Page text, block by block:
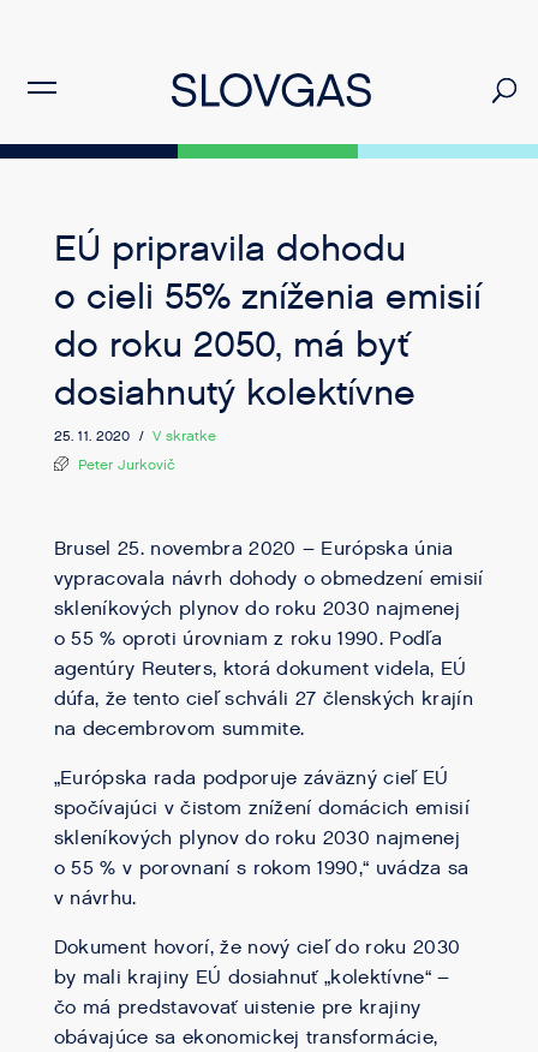
EÚ pripravila dohodu
o cieli 55% zníženia emisií
do roku 2050, má byť
dosiahnutý kolektívne
25. 11. 2020 / V skratke
Peter Jurkovič
Brusel 25. novembra 2020 – Európska únia
vypracovala návrh dohody o obmedzení emisií
skleníkových plynov do roku 2030 najmenej
o 55 % oproti úrovniam z roku 1990. Podľa
agentúry Reuters, ktorá dokument videla, EÚ
dúfa, že tento cieľ schváli 27 členských krajín
na decembrovom summite.
„Európska rada podporuje záväzný cieľ EÚ
spočívajúci v čistom znížení domácich emisií
skleníkových plynov do roku 2030 najmenej
o 55 % v porovnaní s rokom 1990,“ uvádza sa
v návrhu.
Dokument hovorí, že nový cieľ do roku 2030
by mali krajiny EÚ dosiahnuť „kolektívne“ –
čo má predstavovať uistenie pre krajiny
obávajúce sa ekonomickej transformácie,